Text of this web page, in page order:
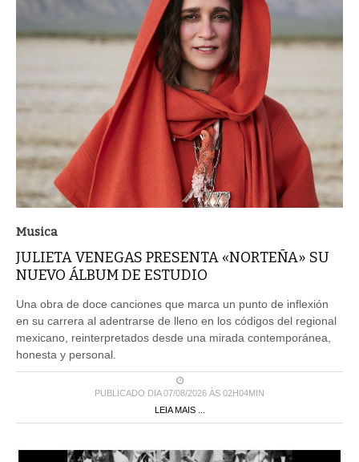
Musica
JULIETA VENEGAS PRESENTA «NORTEÑA» SU
NUEVO ÁLBUM DE ESTUDIO
Una obra de doce canciones que marca un punto de inflexión
en su carrera al adentrarse de lleno en los códigos del regional
mexicano, reinterpretados desde una mirada contemporánea,
honesta y personal.
PUBLICADO DIA 07/08/2026 ÀS 02H04MIN
LEIA MAIS ...